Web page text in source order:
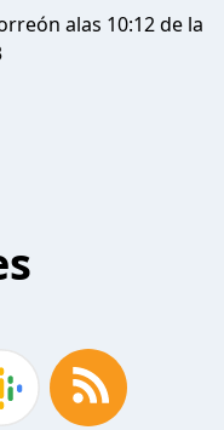
alas 10:12 de la